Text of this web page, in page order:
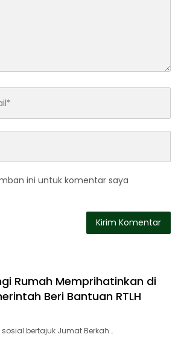
ini untuk komentar saya
Rumah Memprihatinkan di
Beri Bantuan RTLH
bertajuk Jumat Berkah…